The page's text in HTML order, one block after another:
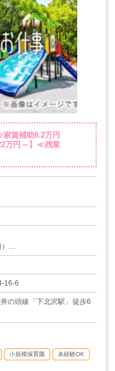
賃補助8.2万円
万円～】≪残業
有給休暇とは別に取得可
特別休暇10日含む）
16-6
の頭線「下北沢駅」徒歩6
小規模保育園 未経験OK